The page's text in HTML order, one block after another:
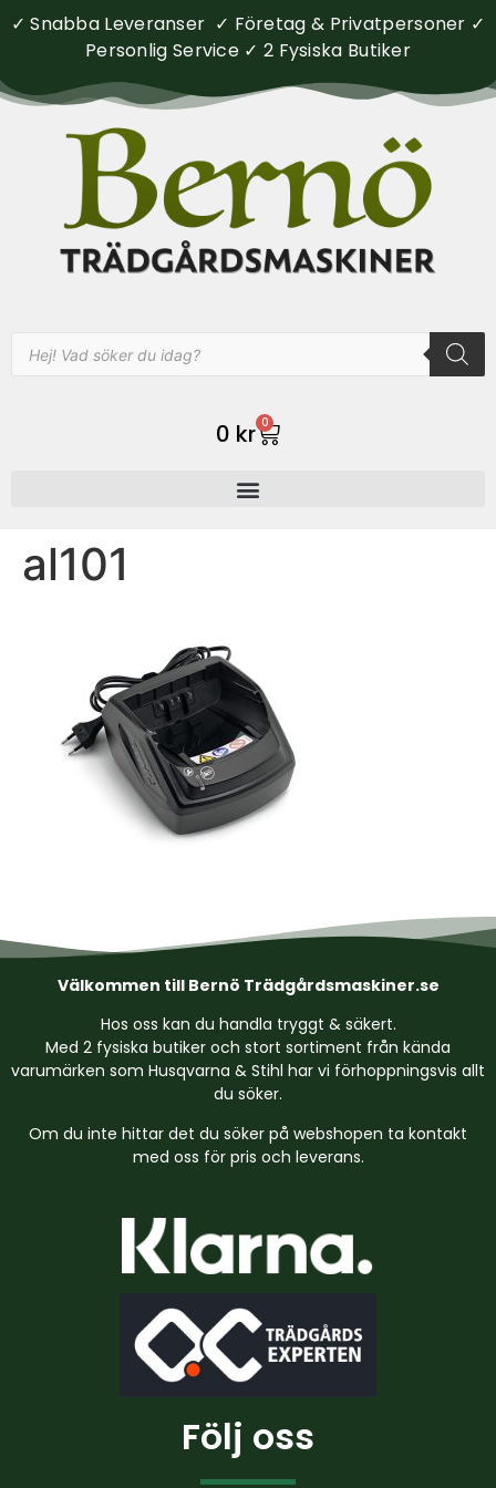
✓ Snabba Leveranser ✓ Företag & Privatpersoner ✓
Personlig Service ✓ 2 Fysiska Butiker
0 kr 0
al101
Välkommen till Bernö Trädgårdsmaskiner.se
Hos oss kan du handla tryggt & säkert.
Med 2 fysiska butiker och stort sortiment från kända
varumärken som Husqvarna & Stihl har vi förhoppningsvis allt
du söker.
Om du inte hittar det du söker på webshopen ta kontakt
med oss för pris och leverans.
Följ oss